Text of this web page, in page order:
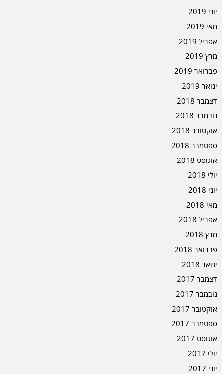
יוני 2019
מאי 2019
אפריל 2019
מרץ 2019
פברואר 2019
ינואר 2019
דצמבר 2018
נובמבר 2018
אוקטובר 2018
ספטמבר 2018
אוגוסט 2018
יולי 2018
יוני 2018
מאי 2018
אפריל 2018
מרץ 2018
פברואר 2018
ינואר 2018
דצמבר 2017
נובמבר 2017
אוקטובר 2017
ספטמבר 2017
אוגוסט 2017
יולי 2017
יוני 2017